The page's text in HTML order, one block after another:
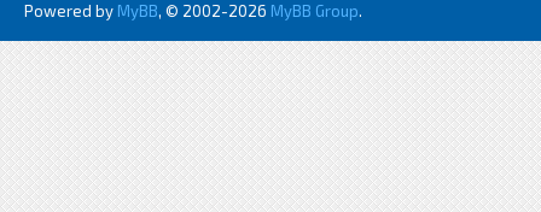
Powered by MyBB, © 2002-2026 MyBB Group.